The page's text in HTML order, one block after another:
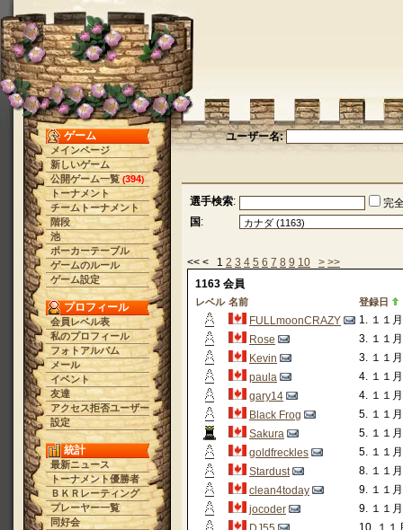
ゲーム
メインページ
新しいゲーム
公開ゲーム一覧 (394)
トーナメント
チームトーナメント
階段
池
ポーカーテーブル
ゲームのルール
ゲーム設定
プロフィール
会員レベル表
私のプロフィール
フォトアルバム
メール
イベント
友達
アクセス拒否ユーザー
設定
統計
最新ニュース
トーナメント優勝者
ＢＫＲレーティング
プレーヤー一覧
同好会
ユーザー名:
選手検索:
完
国 :
<< < 1 2 3 4 5 6 7 8 9 10 > >>
1163 会員
レベル 名前 登録日
FULLmoonCRAZY
1. １１
Rose
3. １１
Kevin
3. １１
paula
4. １１
gary14
4. １１
Black Frog
5. １１
Sakura
5. １１
goldfreckles
5. １１
Stardust
8. １１
clean4today
9. １１
jocoder
9. １１
10. １１